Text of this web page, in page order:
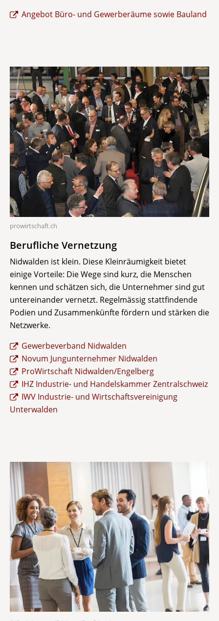
Angebot Büro- und Gewerberäume sowie Bauland
prowirtschaft.ch
Berufliche Vernetzung
Nidwalden ist klein. Diese Kleinräumigkeit bietet
einige Vorteile: Die Wege sind kurz, die Menschen
kennen und schätzen sich, die Unternehmer sind gut
untereinander vernetzt. Regelmässig stattfindende
Podien und Zusammenkünfte fördern und stärken die
Netzwerke.
Gewerbeverband Nidwalden
Novum Jungunternehmer Nidwalden
ProWirtschaft Nidwalden/Engelberg
IHZ Industrie- und Handelskammer Zentralschweiz
IWV Industrie- und Wirtschaftsvereinigung
Unterwalden